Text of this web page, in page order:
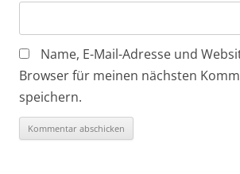
Name, E-Mail-Adresse und
Browser für meinen nächsten
speichern.